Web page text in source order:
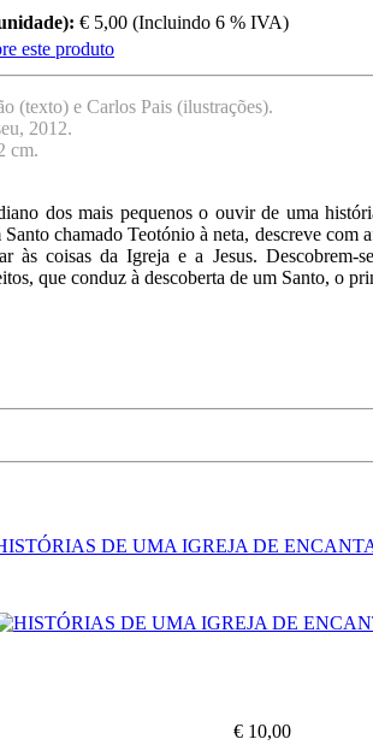
€ 5,00 (Incluindo 6 % IVA)
este produto
(texto) e Carlos Pais (ilustrações).
2012.
cm.
dos mais pequenos o ouvir de uma
chamado Teotónio à neta, descreve
às coisas da Igreja e a Jesus.
que conduz à descoberta de um Santo, o
DE UMA IGREJA DE
€ 10,00